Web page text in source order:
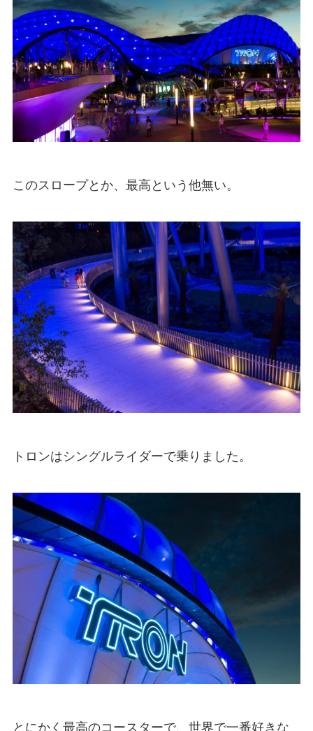
このスロープとか、最高という他無い。
トロンはシングルライダーで乗りました。
とにかく最高のコースターで、世界で一番好きな